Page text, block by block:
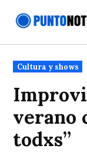
Publicado
en
Cultura y shows
verano
todxs”